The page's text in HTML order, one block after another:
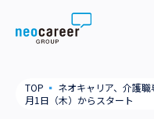
Skip to content
TOP ▪ ネオキャリア、介護
月1日（木）からスタート